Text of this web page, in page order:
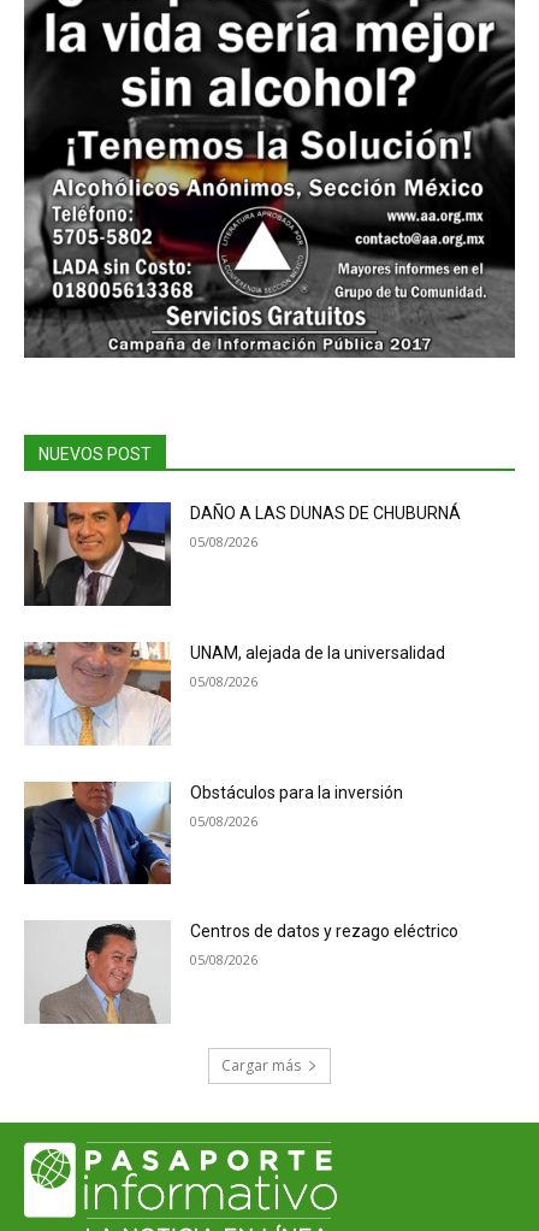
NUEVOS POST
DAÑO A LAS DUNAS DE CHUBURNÁ
05/08/2026
UNAM, alejada de la universalidad
05/08/2026
Obstáculos para la inversión
05/08/2026
Centros de datos y rezago eléctrico
05/08/2026
Cargar más